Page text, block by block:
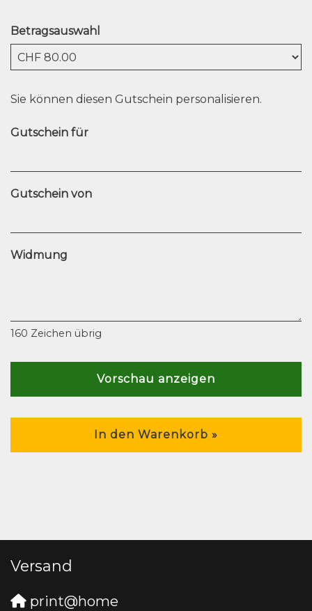
Betragsauswahl
Sie können diesen Gutschein personalisieren.
Gutschein für
Gutschein von
Widmung
160 Zeichen übrig
Vorschau anzeigen
In den Warenkorb »
Versand
print@home